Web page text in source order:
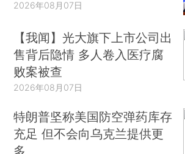
2026年08月07日
【我闻】光大旗下上市公司出
售背后隐情 多人卷入医疗腐
败案被查
2026年08月07日
特朗普坚称美国防空弹药库存
充足 但不会向乌克兰提供更
多